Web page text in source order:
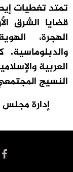
تمتد تغطيات
قضايا الشرق
الهجرة،
العربية
النسيج
إدارة مجلس